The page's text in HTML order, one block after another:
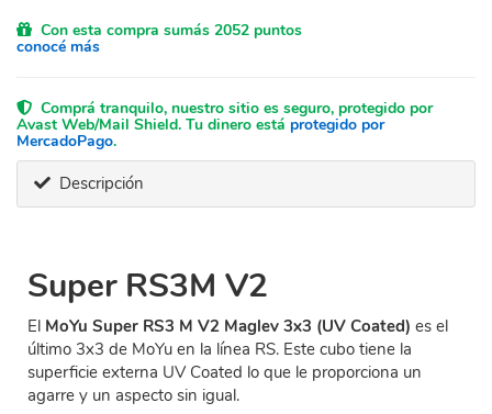
Con esta compra sumás 2052 puntos
conocé más
Comprá tranquilo, nuestro sitio es seguro, protegido por
Avast Web/Mail Shield. Tu dinero está protegido por
MercadoPago.
Descripción
Super RS3M V2
El MoYu Super RS3 M V2 Maglev 3x3 (UV Coated) es el
último 3x3 de MoYu en la línea RS. Este cubo tiene la
superficie externa UV Coated lo que le proporciona un
agarre y un aspecto sin igual.